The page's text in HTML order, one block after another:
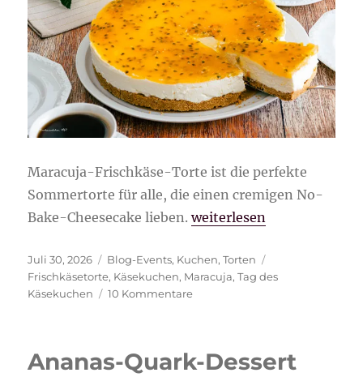
Maracuja-Frischkäse-Torte ist die perfekte
Sommertorte für alle, die einen cremigen No-
Bake-Cheesecake lieben.„Maracuja-Frischkäse-
weiterlesen
Veröffentlicht
am
Juli 30, 2026 Kategorien
Blog-Events, Kuchen,Torten
Frischkäsetorte, Käsekuchen, Maracuja,Tag des
Käsekuchen
10 Kommentarezu
Ananas-Quark-Dessert